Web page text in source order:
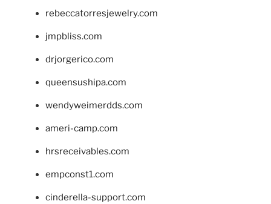
rebeccatorresjewelry.com
jmpbliss.com
drjorgerico.com
queensushipa.com
wendyweimerdds.com
ameri-camp.com
hrsreceivables.com
empconst1.com
cinderella-support.com